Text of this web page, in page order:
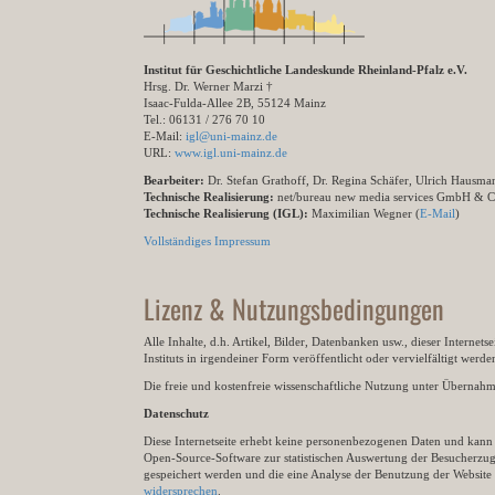
Institut für Geschichtliche Landeskunde Rheinland-Pfalz e.V.
Hrsg. Dr. Werner Marzi †
Isaac-Fulda-Allee 2B, 55124 Mainz
Tel.: 06131 / 276 70 10
E-Mail: igl@uni-mainz.de
URL: www.igl.uni-mainz.de
Bearbeiter: Dr. Stefan Grathoff, Dr. Regina Schäfer, Ulrich
Technische Realisierung: net/bureau new media services GmbH &
Technische Realisierung (IGL): Maximilian Wegner (E-Mail)
Vollständiges Impressum
Lizenz & Nutzungsbedingungen
Alle Inhalte, d.h. Artikel, Bilder, Datenbanken usw., dieser
Instituts in irgendeiner Form veröffentlicht oder vervielfältigt
Die freie und kostenfreie wissenschaftliche Nutzung unter
Datenschutz
Diese Internetseite erhebt keine personenbezogenen Daten und
Open-Source-Software zur statistischen Auswertung der
gespeichert werden und die eine Analyse der Benutzung der
widersprechen